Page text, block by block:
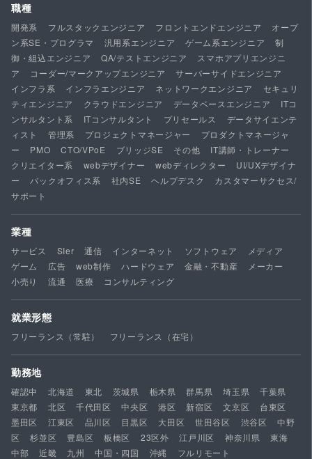
職種
開発系 フルスタックエンジニア フロントエンドエンジニア
オープ
ン系SE・プログラマ
汎用系エンジニア ゲーム系エンジニア
制
御・組込エンジニア
QA/テストエンジニア
スマホアプリエンジニ
ア
コーダー/マークアップエンジニア
サーバーサイドエンジニア
インフラ系
インフラエンジニア ネットワークエンジニア
セキュリ
ティエンジニア
クラウドエンジニア データベースエンジニア
ITコ
ンサルタント系
ITコンサルタント プリセールス
データサイエンテ
ィスト
管理系 プロジェクトマネージャー
プロダクトマネージャ
ー
PMO CTO/VPoE ブリッジSE その他
IT講師・トレーナー
クリエイター系
webデザイナー webディレクター
UI/UXデザイナ
ー
バックオフィス系 社内SE ヘルプデスク
カスタマーサクセス/
サポート
業種
サービス SIer 通信 インターネット ソフトウェア
メディア
ゲーム
広告 web制作 ハードウェア 金融・不動産
メーカー
小売り
流通 医療 コンサルティング
就業形態
フリーランス（常駐） フリーランス（在宅）
勤務地
確認中 北海道 東北 茨城県 栃木県 群馬県 埼玉県
千葉県
東京都
北区 千代田区 中央区 港区 新宿区 文京区
台東区
墨田区
江東区 品川区 目黒区 大田区 世田谷区 渋谷区
中野
区
杉並区 豊島区 板橋区 23区外 江戸川区 神奈川県
東海
中部
近畿 九州 中国・四国 沖縄 フルリモート